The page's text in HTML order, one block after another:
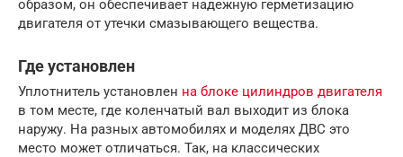
образом, он обеспечивает надежную герметизацию
двигателя от утечки смазывающего вещества.
Где установлен
Уплотнитель установлен на блоке цилиндров двигателя
в том месте, где коленчатый вал выходит из блока
наружу. На разных автомобилях и моделях ДВС это
место может отличаться. Так, на классических